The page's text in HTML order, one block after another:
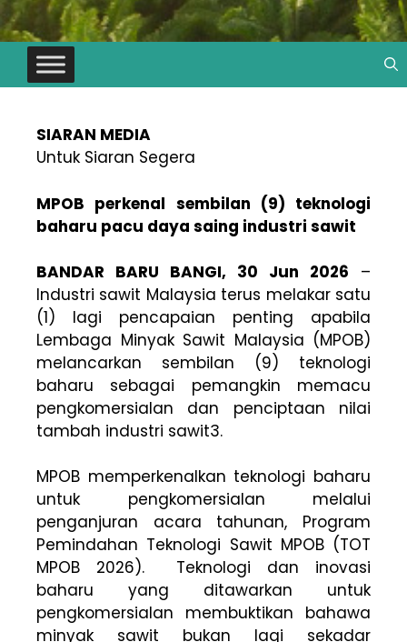
SIARAN MEDIA
Untuk Siaran Segera
MPOB perkenal sembilan (9) teknologi
baharu pacu daya saing industri sawit
BANDAR BARU BANGI, 30 Jun 2026 –
Industri sawit Malaysia terus melakar satu
(1) lagi pencapaian penting apabila
Lembaga Minyak Sawit Malaysia (MPOB)
melancarkan sembilan (9) teknologi
baharu sebagai pemangkin memacu
pengkomersialan dan penciptaan nilai
tambah industri sawit3.
MPOB memperkenalkan teknologi baharu
untuk pengkomersialan melalui
penganjuran acara tahunan, Program
Pemindahan Teknologi Sawit MPOB (TOT
MPOB 2026). Teknologi dan inovasi
baharu yang ditawarkan untuk
pengkomersialan membuktikan bahawa
minyak sawit bukan lagi sekadar